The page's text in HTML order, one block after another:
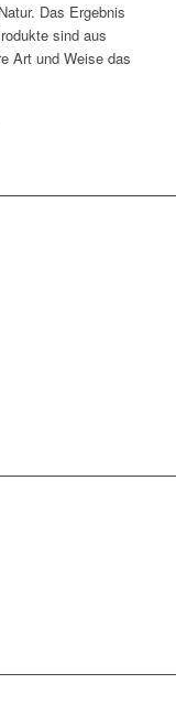
Das Ergebnis
sind aus
Art und Weise das